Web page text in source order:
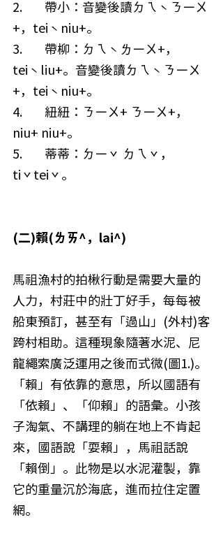
2.        帶小：音變後讀ㄉㄟˋㄋㄧㄨ
+，teiˋniu+。
3.        帶柳：ㄉㄟˋㄌㄧㄨ+，
teiˋliu+。音變後讀ㄉㄟˋㄋㄧㄨ
+，teiˋniu+。
4.        紐紐：ㄋㄧㄨ+ ㄋㄧㄨ+，
niu+ niu+。
5.        蒂蒂：ㄉㄧˇ ㄉㄟˇ，
tiˇteiˇ。
(二)賴(ㄌㄞ^，lai^)
馬祖漁村的拍楸行動是需要大量的
人力，村莊中的壯丁好手，每每被
船東預訂，甚至有「過山」(外村)客
跨村相助。這種現象隨著水泥、尼
龍繩索廣泛運用之後而式微(圖1.)。
「賴」有依靠的意思，所以國語有
「依賴」、「仰賴」的語彙。小孩
子淘氣、不講理的躺在地上不肯起
來，國語說「耍賴」，馬祖話說
「賴倒」。此物是以水泥灌製，靠
它的重量沉於海底，進而拉住定置
網。